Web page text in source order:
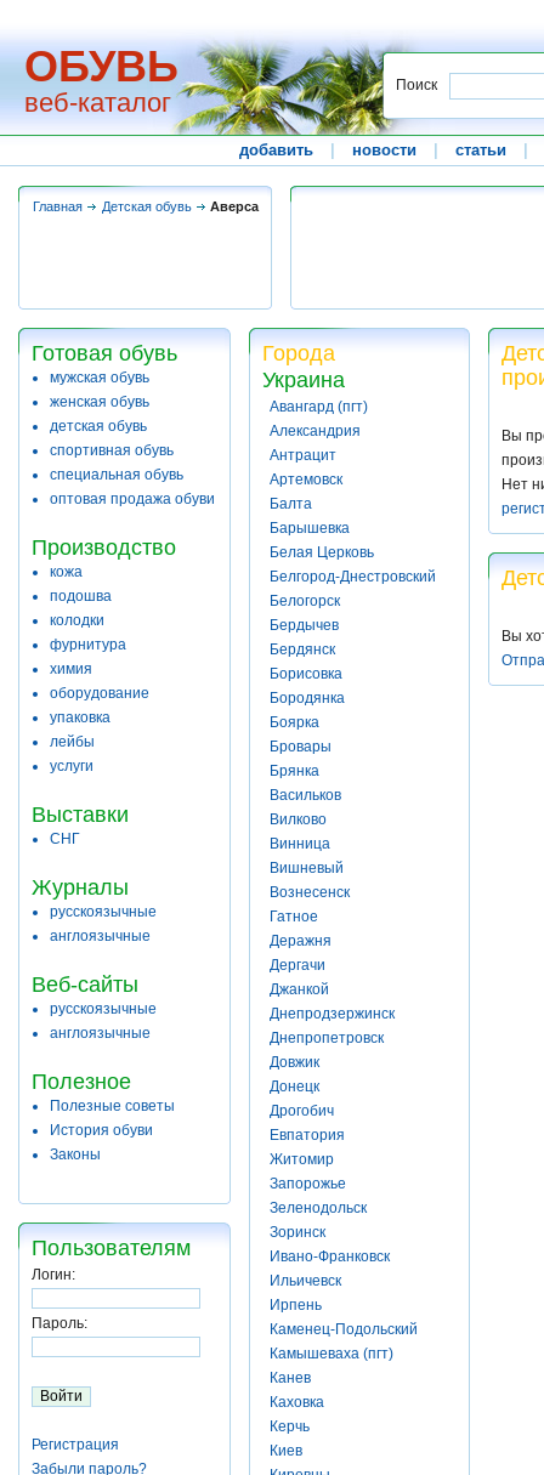
ОБУВЬ
веб-каталог
Поиск
добавить новости статьи
Главная Детская обувь Аверса
Готовая обувь
мужская обувь
женская обувь
детская обувь
спортивная обувь
специальная обувь
оптовая продажа обуви
Производство
кожа
подошва
колодки
фурнитура
химия
оборудование
упаковка
лейбы
услуги
Выставки
СНГ
Журналы
русскоязычные
англоязычные
Веб-сайты
русскоязычные
англоязычные
Полезное
Полезные советы
История обуви
Законы
Пользователям
Логин:
Пароль:
Регистрация
Забыли пароль?
Города
Украина
Авангард (пгт)
Александрия
Антрацит
Артемовск
Балта
Барышевка
Белая Церковь
Белгород-Днестровский
Белогорск
Бердычев
Бердянск
Борисовка
Бородянка
Боярка
Бровары
Брянка
Васильков
Вилково
Винница
Вишневый
Вознесенск
Гатное
Деражня
Дергачи
Джанкой
Днепродзержинск
Днепропетровск
Довжик
Донецк
Дрогобич
Евпатория
Житомир
Запорожье
Зеленодольск
Зоринск
Ивано-Франковск
Ильичевск
Ирпень
Каменец-Подольский
Камышеваха (пгт)
Канев
Каховка
Керчь
Киев
Вы
Нет
Вы